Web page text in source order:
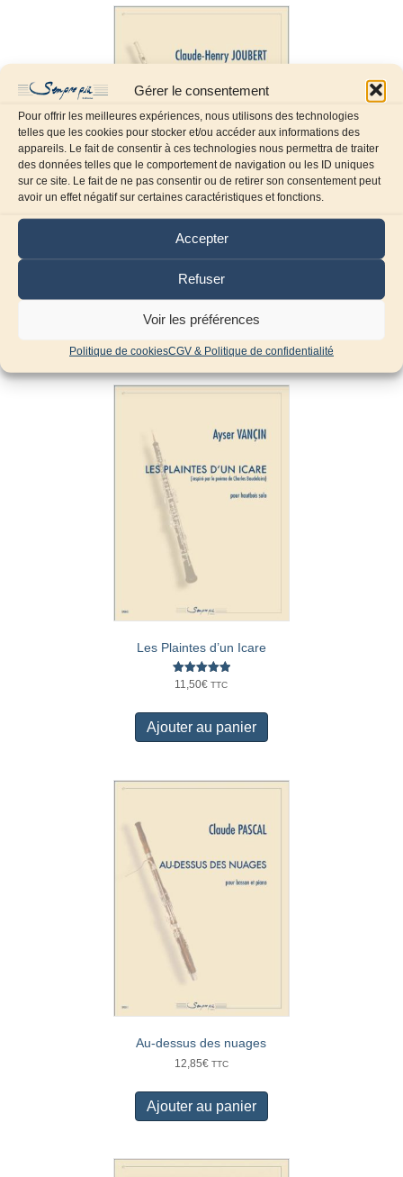
Gérer le consentement
Pour offrir les meilleures expériences, nous utilisons des technologies
telles que les cookies pour stocker et/ou accéder aux informations des
appareils. Le fait de consentir à ces technologies nous permettra de traiter
des données telles que le comportement de navigation ou les ID uniques
sur ce site. Le fait de ne pas consentir ou de retirer son consentement peut
avoir un effet négatif sur certaines caractéristiques et fonctions.
Accepter
Refuser
Voir les préférences
Politique de cookiesCGV & Politique de confidentialité
Les Plaintes d’un Icare
Note
11,50€ TTC
Ajouter au panier
Au-dessus des nuages
12,85€ TTC
Ajouter au panier